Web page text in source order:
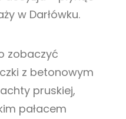
w Darłówku.
zobaczyć
z betonowym
pruskiej,
pałacem